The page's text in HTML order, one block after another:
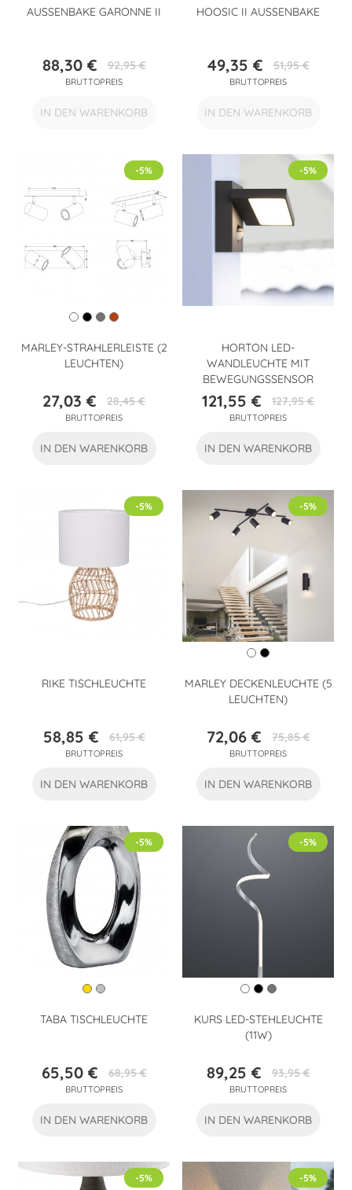
AUSSENBAKE GARONNE II
Preis
88,30 €Verkaufspreis
92,95 €
BRUTTOPREIS
IN DEN WARENKORB
HOOSIC II AUSSENBAKE
Preis
49,35 €Verkaufspreis
51,95 €
BRUTTOPREIS
IN DEN WARENKORB
MARLEY-STRAHLERLEISTE (2
LEUCHTEN)
Preis
27,03 €Verkaufspreis
28,45 €
BRUTTOPREIS
-5%
IN DEN WARENKORB
HORTON LED-
WANDLEUCHTE MIT
BEWEGUNGSSENSOR
Preis
121,55 €Verkaufspreis
127,95 €
BRUTTOPREIS
-5%
IN DEN WARENKORB
RIKE TISCHLEUCHTE
Preis
58,85 €Verkaufspreis
61,95 €
BRUTTOPREIS
-5%
IN DEN WARENKORB
MARLEY DECKENLEUCHTE (5
LEUCHTEN)
Preis
72,06 €Verkaufspreis
75,85 €
BRUTTOPREIS
-5%
IN DEN WARENKORB
TABA TISCHLEUCHTE
Preis
65,50 €Verkaufspreis
68,95 €
BRUTTOPREIS
-5%
IN DEN WARENKORB
KURS LED-STEHLEUCHTE
(11W)
Preis
89,25 €Verkaufspreis
93,95 €
BRUTTOPREIS
-5%
IN DEN WARENKORB
-5% -5%